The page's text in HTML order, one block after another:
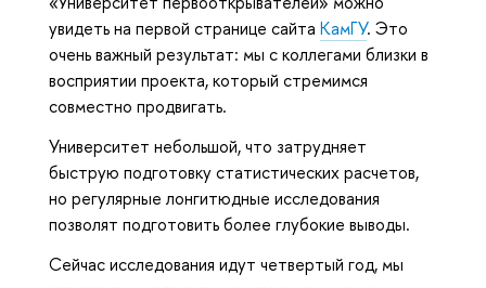
увидеть на первой странице сайта КамГУ. Это
очень важный результат: мы с коллегами близки в
восприятии проекта, который стремимся
совместно продвигать.
Университет небольшой, что затрудняет
быструю подготовку статистических расчетов,
но регулярные лонгитюдные исследования
позволят подготовить более глубокие выводы.
Сейчас исследования идут четвертый год, мы